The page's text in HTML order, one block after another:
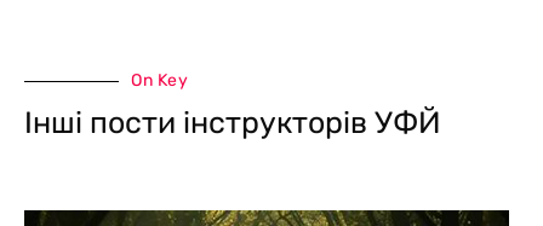
On Key
Інші пости інструкторів УФЙ